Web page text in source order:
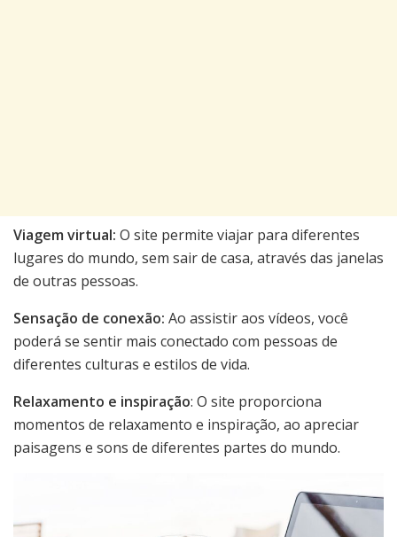
Viagem virtual: O site permite viajar para diferentes
lugares do mundo, sem sair de casa, através das janelas
de outras pessoas.
Sensação de conexão: Ao assistir aos vídeos, você
poderá se sentir mais conectado com pessoas de
diferentes culturas e estilos de vida.
Relaxamento e inspiração: O site proporciona
momentos de relaxamento e inspiração, ao apreciar
paisagens e sons de diferentes partes do mundo.